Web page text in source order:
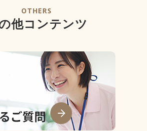
OTHERS
他コンテンツ